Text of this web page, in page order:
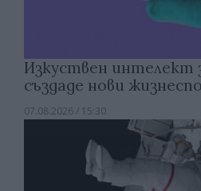
Изкуствен интелект
създаде нови
07.08.2026 / 15:30